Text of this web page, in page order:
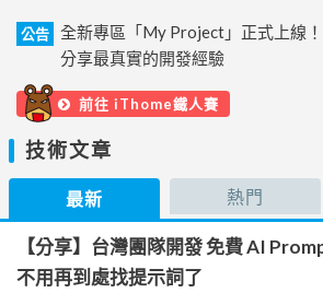
公告
全新專區「My Project」正式上線
分享最真實的開發經驗
前往 iThome鐵人賽
技術文章
最新 熱門
【分享】台灣團隊開發 免費 AI
不用再到處找提示詞了